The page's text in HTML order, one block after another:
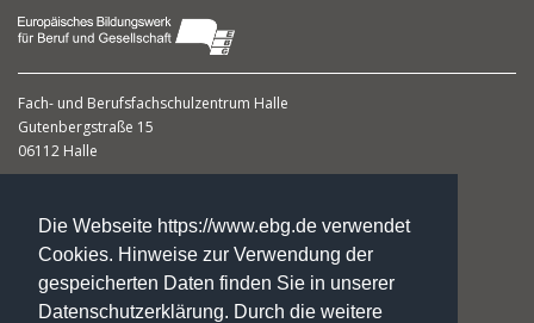
Die Webseite https://www.ebg.de verwendet
Cookies. Hinweise zur Verwendung der
gespeicherten Daten finden Sie in unserer
Datenschutzerklärung. Durch die weitere
Fach- und Berufsfachschulzentrum Halle
Gutenbergstraße 15
06112 Halle
Leiterin